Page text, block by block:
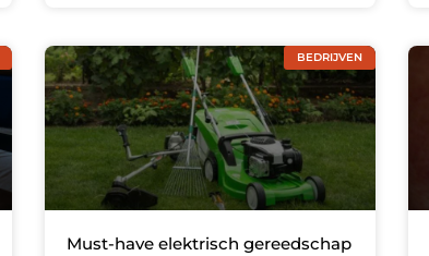
BEDRIJVEN
Must-have elektrisch gereedschap